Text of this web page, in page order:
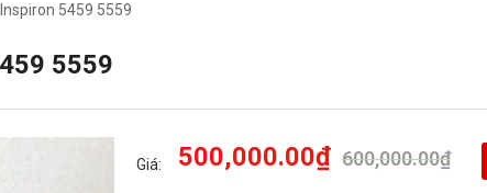
5459 5559
5559
Giá: 600,000.00₫
500,000.00₫